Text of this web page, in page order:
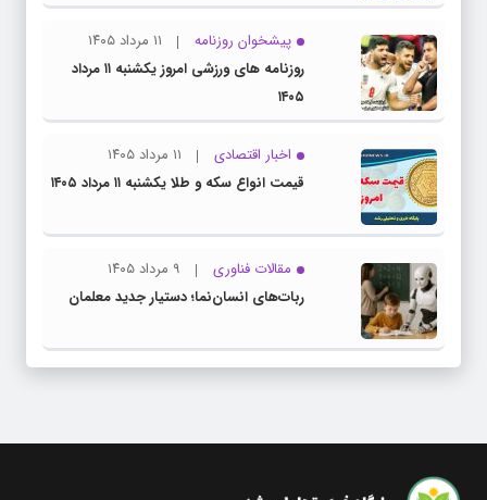
پیشخوان روزنامه
۱۱ مرداد ۱۴۰۵
روزنامه های ورزشی امروز یکشنبه ۱۱ مرداد
۱۴۰۵
اخبار اقتصادی
۱۱ مرداد ۱۴۰۵
قیمت انواع سکه و طلا یکشنبه ۱۱ مرداد ۱۴۰۵
مقالات فناوری
۹ مرداد ۱۴۰۵
ربات‌های انسان‌نما؛ دستیار جدید معلمان